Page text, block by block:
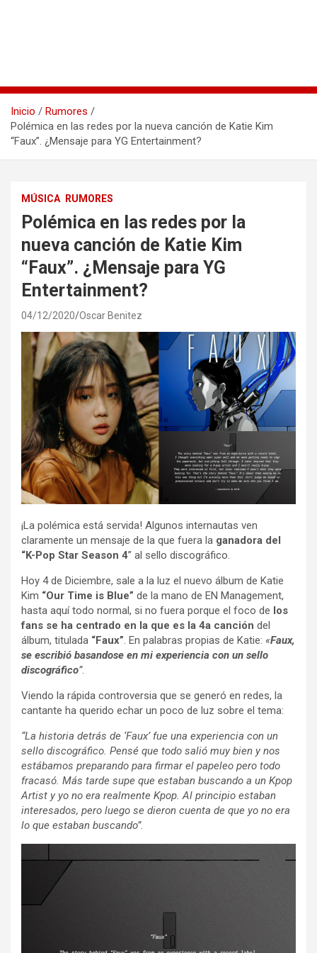
Inicio
Rumores
Polémica en las redes por la nueva canción de Katie Kim
“Faux”. ¿Mensaje para YG Entertainment?
MÚSICA RUMORES
Polémica en las redes por la
nueva canción de Katie Kim
“Faux”. ¿Mensaje para YG
Entertainment?
04/12/2020 Oscar Benitez
¡La polémica está servida! Algunos internautas ven
claramente un mensaje de la que fuera la ganadora del
“K-Pop Star Season 4” al sello discográfico.
Hoy 4 de Diciembre, sale a la luz el nuevo álbum de Katie
Kim “Our Time is Blue” de la mano de EN Management,
hasta aquí todo normal, si no fuera porque el foco de los
fans se ha centrado en la que es la 4a canción del
álbum, titulada “Faux” . En palabras propias de Katie: «Faux,
se escribió basandose en mi experiencia con un sello
discográfico”.
Viendo la rápida controversia que se generó en redes, la
cantante ha querido echar un poco de luz sobre el tema:
“La historia detrás de ‘Faux’ fue una experiencia con un
sello discográfico. Pensé que todo salió muy bien y nos
estábamos preparando para firmar el papeleo pero todo
fracasó. Más tarde supe que estaban buscando a un Kpop
Artist y yo no era realmente Kpop. Al principio estaban
interesados, pero luego se dieron cuenta de que yo no era
lo que estaban buscando”.